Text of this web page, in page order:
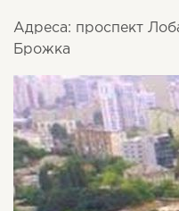
Адреса: проспект
Брожка